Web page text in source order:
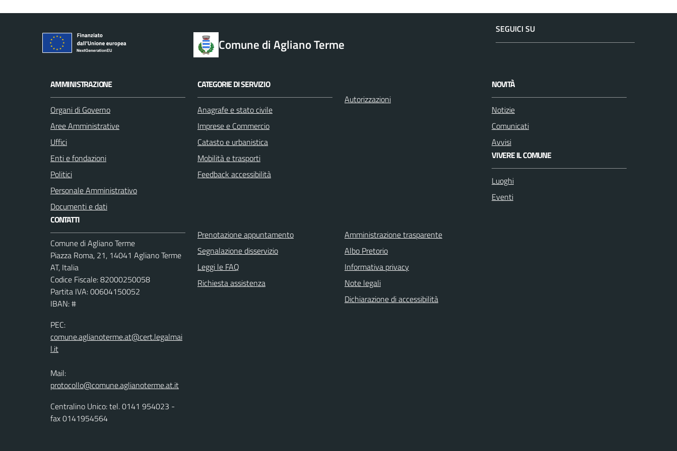
Comune di Agliano Terme
SEGUICI SU
c
o
o
m
AMMINISTRAZIONE
Organi di Governo
Aree Amministrative
Uffici
Enti e fondazioni
Politici
Personale Amministrativo
Documenti e dati
CATEGORIE DI SERVIZIO
Anagrafe e stato civile
Imprese e Commercio
Catasto e urbanistica
Mobilità e trasporti
Feedback accessibilità
Autorizzazioni
NOVITÀ
Notizie
Comunicati
Avvisi
VIVERE IL COMUNE
Luoghi
Eventi
CONTATTI
Comune di Agliano Terme
Piazza Roma, 21, 14041 Agliano Terme
AT, Italia
Codice Fiscale: 82000250058
Partita IVA: 00604150052
IBAN: #
PEC:
comune.aglianoterme.at@cert.legalmai
l.it
Mail:
protocollo@comune.aglianoterme.at.it
Centralino Unico: tel. 0141 954023 -
fax 0141954564
Prenotazione appuntamento
Segnalazione disservizio
Leggi le FAQ
Richiesta assistenza
Amministrazione trasparente
Albo Pretorio
Informativa privacy
Note legali
Dichiarazione di accessibilità